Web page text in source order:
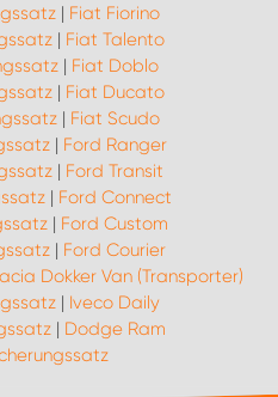
| Fiat Fiorino
| Fiat Talento
| Fiat Doblo
| Fiat Ducato
| Fiat Scudo
| Ford Ranger
| Ford Transit
| Ford Connect
| Ford Custom
| Ford Courier
Dokker Van (Transporter)
| Iveco Daily
| Dodge Ram